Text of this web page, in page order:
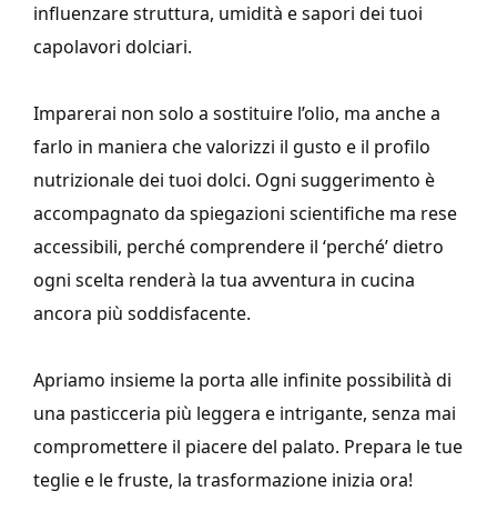
influenzare struttura, umidità e sapori dei tuoi
capolavori dolciari.
Imparerai non solo a sostituire l’olio, ma anche a
farlo in maniera che valorizzi il gusto e il profilo
nutrizionale dei tuoi dolci. Ogni suggerimento è
accompagnato da spiegazioni scientifiche ma rese
accessibili, perché comprendere il ‘perché’ dietro
ogni scelta renderà la tua avventura in cucina
ancora più soddisfacente.
Apriamo insieme la porta alle infinite possibilità di
una pasticceria più leggera e intrigante, senza mai
compromettere il piacere del palato. Prepara le tue
teglie e le fruste, la trasformazione inizia ora!